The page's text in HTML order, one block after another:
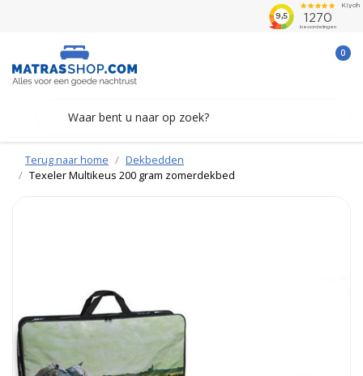
0
Terug naar home
Dekbedden
Texeler Multikeus 200 gram zomerdekbed